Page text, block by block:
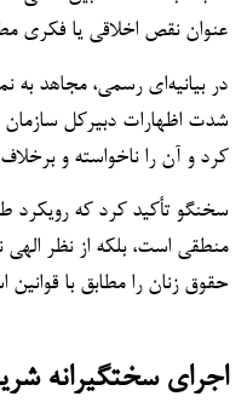
عنوان نقص اخلاقی یا فکری
در بیانیه‌ای رسمی، مجاهد به
شدت اظهارات دبیرکل سازمان
کرد و آن را ناخواسته و
سخنگو تأکید کرد که رویکرد
منطقی است، بلکه از نظر
حقوق زنان را مطابق با
اجرای سختگیرانه